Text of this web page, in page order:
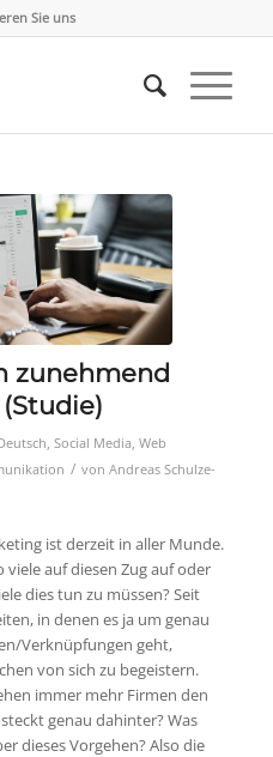
Sie uns
zunehmend
Social Media, Web
/ von Andreas Schulze-
ist derzeit in aller Munde.
auf diesen Zug auf oder
dies tun zu müssen? Seit
in denen es ja um genau
Verknüpfungen geht,
von sich zu begeistern.
immer mehr Firmen den
genau dahinter? Was
dieses Vorgehen? Also die